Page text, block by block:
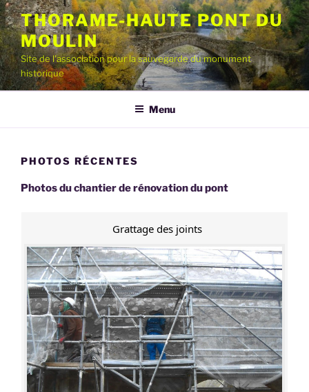
Aller
au
contenu
principal
THORAME-HAUTE PONT DU
MOULIN
Site de l'association pour la sauvegarde du monument
historique
Menu
PHOTOS RÉCENTES
Photos du chantier de rénovation du pont
Grattage des joints